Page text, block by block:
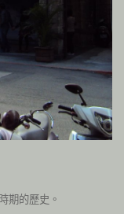
期的歷史。